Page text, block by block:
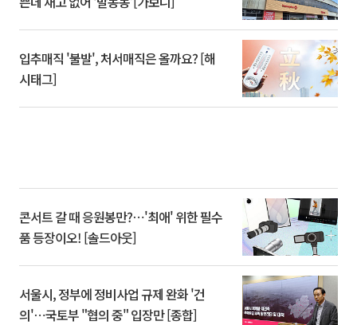
입추매직 '불발', 처서매직은 올까요? [해
시태그]
콘서트 갈 때 응원봉만?⋯'최애' 위한 필수
품 등장이오! [솔드아웃]
서울시, 정부에 정비사업 규제 완화 '건
의'⋯국토부 "협의 중" 입장만 [종합]